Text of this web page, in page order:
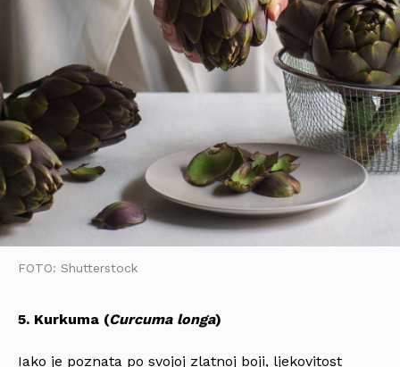
FOTO: Shutterstock
5. Kurkuma (Curcuma longa)
Iako je poznata po svojoj zlatnoj boji, ljekovitost